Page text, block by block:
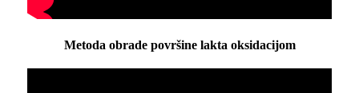
Metoda obrade površine lakta oksidacijom